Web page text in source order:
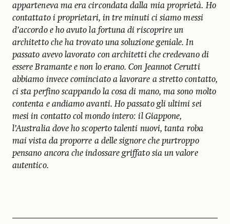
apparteneva ma era circondata dalla mia proprietà. Ho
contattato i proprietari, in tre minuti ci siamo messi
d’accordo e ho avuto la fortuna di riscoprire un
architetto che ha trovato una soluzione geniale. In
passato avevo lavorato con architetti che credevano di
essere Bramante e non lo erano. Con Jeannot Cerutti
abbiamo invece cominciato a lavorare a stretto contatto,
ci sta perfino scappando la cosa di mano, ma sono molto
contenta e andiamo avanti. Ho passato gli ultimi sei
mesi in contatto col mondo intero: il Giappone,
l’Australia dove ho scoperto talenti nuovi, tanta roba
mai vista da proporre a delle signore che purtroppo
pensano ancora che indossare griffato sia un valore
autentico.